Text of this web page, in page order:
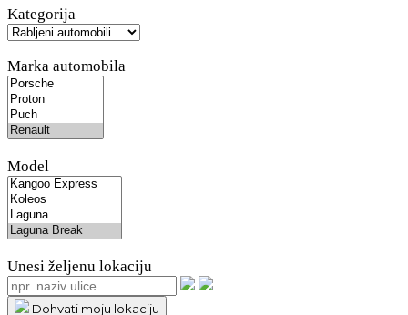
Kategorija
Marka automobila
Model
Unesi željenu lokaciju
Dohvati moju lokaciju